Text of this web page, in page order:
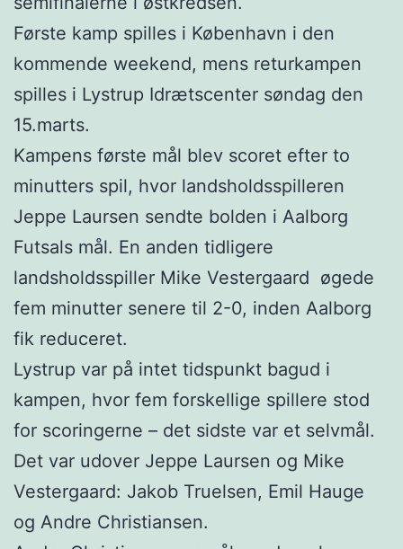
Første kamp spilles i København i den
kommende weekend, mens returkampen
spilles i Lystrup Idrætscenter søndag den
15.marts.
Kampens første mål blev scoret efter to
minutters spil, hvor landsholdsspilleren
Jeppe Laursen sendte bolden i Aalborg
Futsals mål. En anden tidligere
landsholdsspiller Mike Vestergaard øgede
fem minutter senere til 2-0, inden Aalborg
fik reduceret.
Lystrup var på intet tidspunkt bagud i
kampen, hvor fem forskellige spillere stod
for scoringerne – det sidste var et selvmål.
Det var udover Jeppe Laursen og Mike
Vestergaard: Jakob Truelsen, Emil Hauge
og Andre Christiansen.